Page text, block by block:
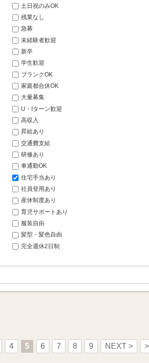
土日祝のみOK
残業なし
急募
未経験者歓迎
新卒
学生歓迎
ブランクOK
家庭都合休OK
大量募集
U・Iターン歓迎
高収入
昇給あり
交通費支給
研修あり
車通勤OK
住宅手当あり
社員登用あり
産休制度あり
育児サポートあり
服装自由
髪型・髪色自由
完全週休2日制
4 5 6 7 8 9 NEXT >